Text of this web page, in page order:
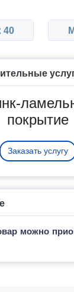
40
покрытие
Заказать услугу
можно